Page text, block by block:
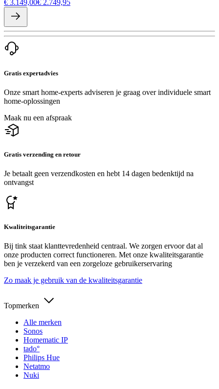
€ 3.149,00€ 2.749,95
Gratis expertadvies
Onze smart home-experts adviseren je graag over individuele smart
home-oplossingen
Maak nu een afspraak
Gratis verzending en retour
Je betaalt geen verzendkosten en hebt 14 dagen bedenktijd na
ontvangst
Kwaliteitsgarantie
Bij tink staat klanttevredenheid centraal. We zorgen ervoor dat al
onze producten correct functioneren. Met onze kwaliteitsgarantie
ben je verzekerd van een zorgeloze gebruikerservaring
Zo maak je gebruik van de kwaliteitsgarantie
Topmerken
Alle merken
Sonos
Homematic IP
tado°
Philips Hue
Netatmo
Nuki